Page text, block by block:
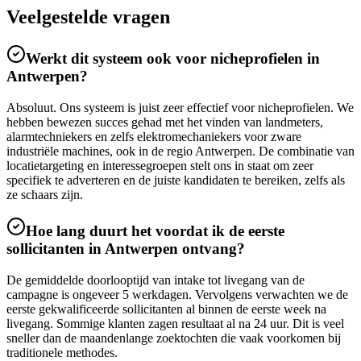
Veelgestelde vragen
Werkt dit systeem ook voor nicheprofielen in
Antwerpen?
Absoluut. Ons systeem is juist zeer effectief voor nicheprofielen. We
hebben bewezen succes gehad met het vinden van landmeters,
alarmtechniekers en zelfs elektromechaniekers voor zware
industriële machines, ook in de regio Antwerpen. De combinatie van
locatietargeting en interessegroepen stelt ons in staat om zeer
specifiek te adverteren en de juiste kandidaten te bereiken, zelfs als
ze schaars zijn.
Hoe lang duurt het voordat ik de eerste
sollicitanten in Antwerpen ontvang?
De gemiddelde doorlooptijd van intake tot livegang van de
campagne is ongeveer 5 werkdagen. Vervolgens verwachten we de
eerste gekwalificeerde sollicitanten al binnen de eerste week na
livegang. Sommige klanten zagen resultaat al na 24 uur. Dit is veel
sneller dan de maandenlange zoektochten die vaak voorkomen bij
traditionele methodes.